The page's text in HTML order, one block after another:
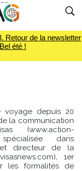
Retour de la newsletter
été !
voyage depuis 20
la communication
(www.action-
dans
directeur de la
), 1er
les formalités de